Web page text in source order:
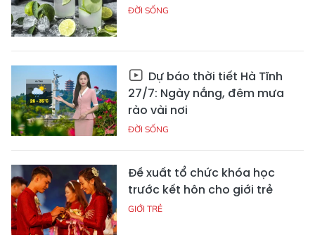
ĐỜI SỐNG
Dự báo thời tiết Hà Tĩnh
27/7: Ngày nắng, đêm mưa
rào vài nơi
ĐỜI SỐNG
Đề xuất tổ chức khóa học
trước kết hôn cho giới trẻ
GIỚI TRẺ